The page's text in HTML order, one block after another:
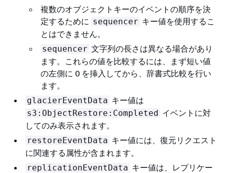
複数のオブジェクトキーのイベントの順序を決
定するために sequencer キー値を使用するこ
とはできません。
sequencer 文字列の長さは異なる場合があり
ます。これらの値を比較するには、まず短い値
の左側に 0 を挿入してから、辞書式比較を行い
ます。
glacierEventData キー値は
s3:ObjectRestore:Completed イベントに対
してのみ表示されます。
restoreEventData キー値には、復元リクエスト
に関連する属性が含まれます。
replicationEventData キー値は、レプリケー